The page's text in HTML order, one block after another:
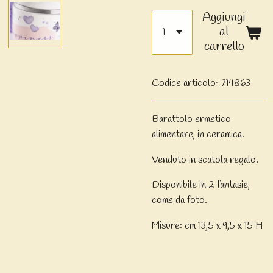
Aggiungi
al
carrello
Codice articolo: 714863
Barattolo ermetico
alimentare, in ceramica.
Venduto in scatola regalo.
Disponibile in 2 fantasie,
come da foto.
Misure: cm 13,5 x 9,5 x 15 H